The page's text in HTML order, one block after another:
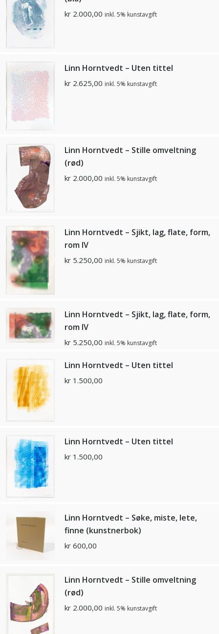
kr 2.000,00 inkl. 5% kunstavgift
Linn Horntvedt – Uten tittel
kr 2.625,00 inkl. 5% kunstavgift
Linn Horntvedt – Stille omveltning
(rød)
kr 2.000,00 inkl. 5% kunstavgift
Linn Horntvedt – Sjikt, lag, flate, form,
rom lV
kr 5.250,00 inkl. 5% kunstavgift
Linn Horntvedt – Sjikt, lag, flate, form,
rom lV
kr 5.250,00 inkl. 5% kunstavgift
Linn Horntvedt – Uten tittel
kr 1.500,00
Linn Horntvedt – Uten tittel
kr 1.500,00
Linn Horntvedt – Søke, miste, lete,
finne (kunstnerbok)
kr 600,00
Linn Horntvedt – Stille omveltning
(rød)
kr 2.000,00 inkl. 5% kunstavgift